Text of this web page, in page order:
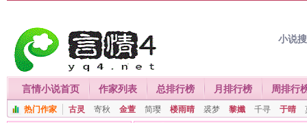
小说
言情小说首页 作家列表 总排行榜 月排行榜 周排行
热门作家 古灵 寄秋 金萱 简璎 楼雨晴 裘梦 黎孅 千寻 于晴